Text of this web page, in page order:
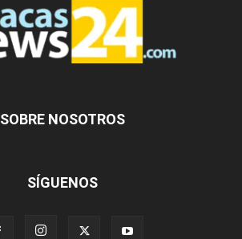
SOBRE NOSOTROS
SÍGUENOS